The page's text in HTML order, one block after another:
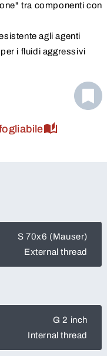
tra componenti con
agli agenti
i fluidi aggressivi
S 70x6 (Mauser)
External thread
G 2 inch
Internal thread